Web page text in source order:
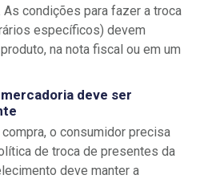
As condições para fazer a troca
específicos) devem
na nota fiscal ou em um
deve ser
o consumidor precisa
de troca de presentes da
deve manter a